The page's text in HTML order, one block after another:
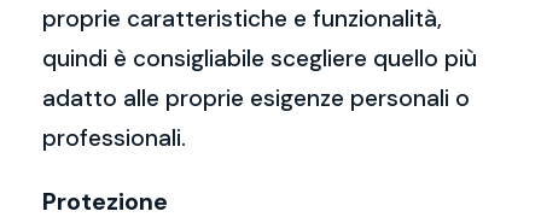
proprie caratteristiche e funzionalità,
quindi è consigliabile scegliere quello più
adatto alle proprie esigenze personali o
professionali.
Protezione